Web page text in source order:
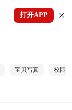
打开APP
宝贝写真 校园